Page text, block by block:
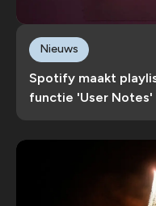
Spotify maakt
functie 'User Notes'
Nieuws